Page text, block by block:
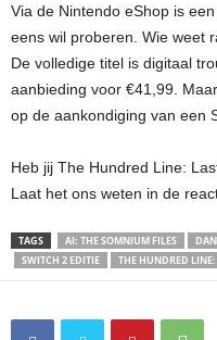
Via de Nintendo eShop is
eens wil proberen. Wie weet
De volledige titel is digitaal
aanbieding voor €41,99.
op de aankondiging van een
Heb jij The Hundred Line:
Laat het ons weten in de
TAGS AI: THE SOMNIUM FILES
SWITCH 2 EDITIE
THE HUNDRED